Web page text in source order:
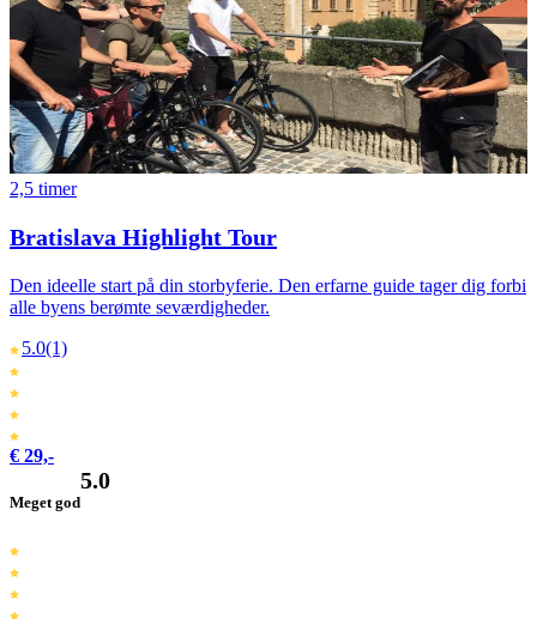
2,5 timer
Bratislava Highlight Tour
Den ideelle start på din storbyferie. Den erfarne guide tager dig forbi
alle byens berømte seværdigheder.
5.0(1)
€ 29,-
Meget god
5.0